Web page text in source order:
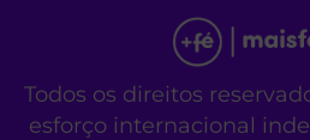
Todos os direitos
esforço internacional